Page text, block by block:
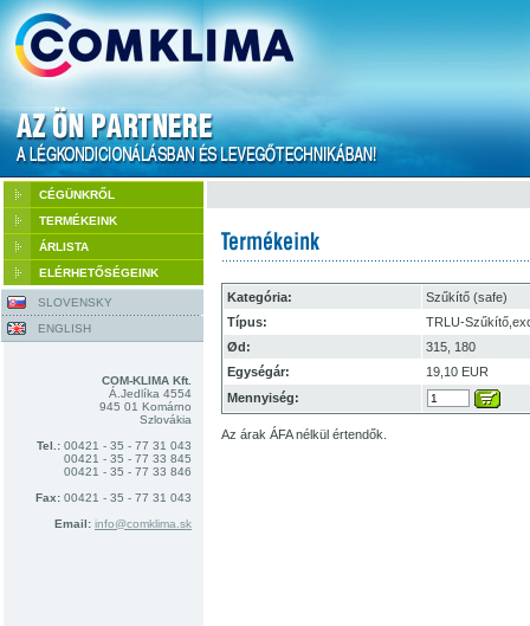
CÉGÜNKRŐL
TERMÉKEINK
ÁRLISTA
ELÉRHETŐSÉGEINK
SLOVENSKY
ENGLISH
COM-KLIMA Kft.
Á.Jedlíka 4554
945 01 Komárno
Szlovákia
Tel.: 00421 - 35 - 77 31 043
00421 - 35 - 77 33 845
00421 - 35 - 77 33 846
Fax: 00421 - 35 - 77 31 043
Email: info@comklima.sk
Kategória:
Szűkítő (safe)
Típus:
TRLU-
Ød:
315, 180
Egységár:
19,10 EUR
Mennyiség:
Az árak ÁFA nélkül értendők.